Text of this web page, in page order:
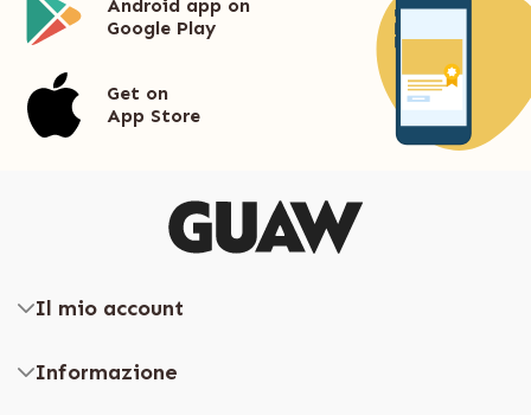
Android app on
Google Play
Get on
App Store
Il mio account
Informazione